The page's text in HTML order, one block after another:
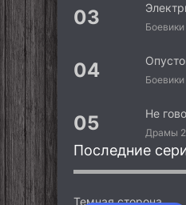
Не
Последние
Темная сторона